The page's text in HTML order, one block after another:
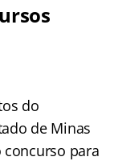
do
de Minas
para